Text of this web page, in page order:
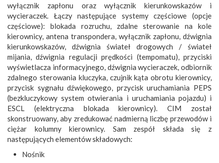
wyłącznik zapłonu oraz wyłącznik kierunkowskazów i
wycieraczek. Łączy następujące systemy częściowe (opcje
częściowe): blokada rozruchu, zdalne sterowanie na kole
kierownicy, antena transpondera, wyłącznik zapłonu, dźwignia
kierunkowskazów, dźwignia świateł drogowych / świateł
mijania, dźwignia regulacji prędkości (tempomatu), przyciski
wyświetlacza informacyjnego, dźwignia wycieraczek, odbiornik
zdalnego sterowania kluczyka, czujnik kąta obrotu kierownicy,
przycisk sygnału dźwiękowego, przycisk uruchamiania PEPS
(bezkluczykowy system otwierania i uruchamiania pojazdu) i
ESCL (elektryczna blokada kierownicy). CIM został
skonstruowany, aby zredukować nadmierną liczbę przewodów i
ciężar kolumny kierownicy. Sam zespół składa się z
następujących elementów składowych:
Nośnik